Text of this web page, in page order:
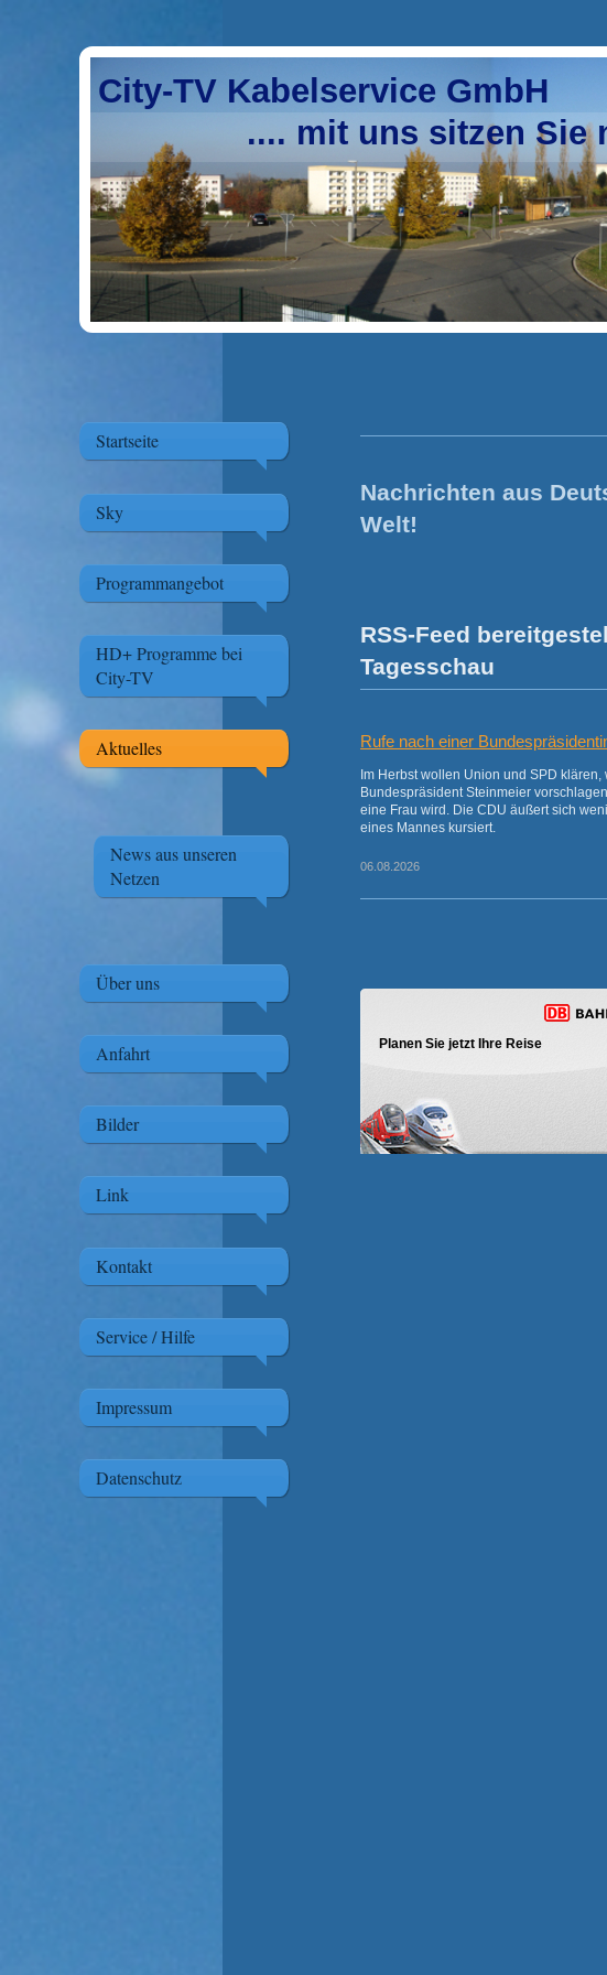
City-TV Kabelservice GmbH
.... mit uns sitzen Sie
Startseite
Sky
Programmangebot
HD+ Programme bei
City-TV
Aktuelles
News aus unseren
Netzen
Über uns
Anfahrt
Bilder
Link
Kontakt
Service / Hilfe
Impressum
Datenschutz
Nachrichten aus
Welt!
RSS-Feed
Tagesschau
Rufe nach einer
Im Herbst wollen Union und SPD
Bundespräsident Steinmeier
eine Frau wird. Die CDU äußert sich
eines Mannes kursiert.
06.08.2026
Planen Sie jetzt Ihre Reise